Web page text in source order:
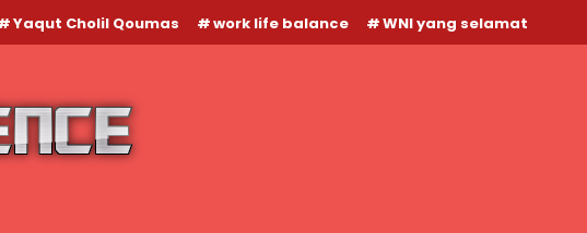
Yaqut Cholil Qoumas work life balance WNI yang selamat